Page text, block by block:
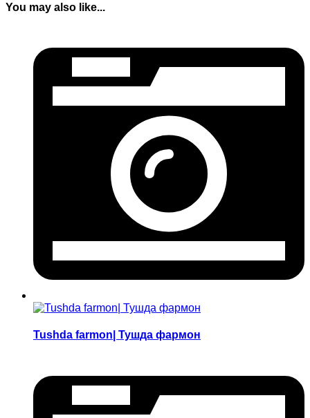
You may also like...
Tushda farmon| Тушда фармон